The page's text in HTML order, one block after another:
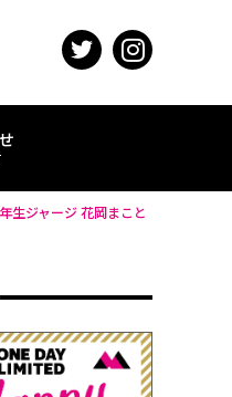
生ジャージ 花岡まこと